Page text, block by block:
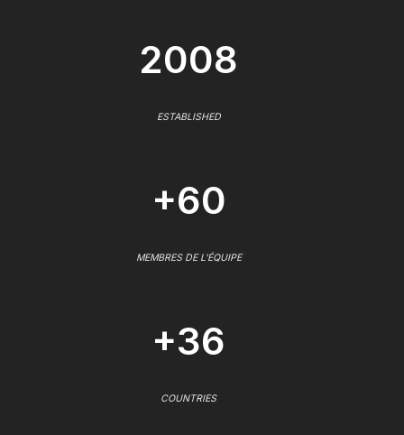
2008
ESTABLISHED
+60
MEMBRES DE L'ÉQUIPE
+36
COUNTRIES